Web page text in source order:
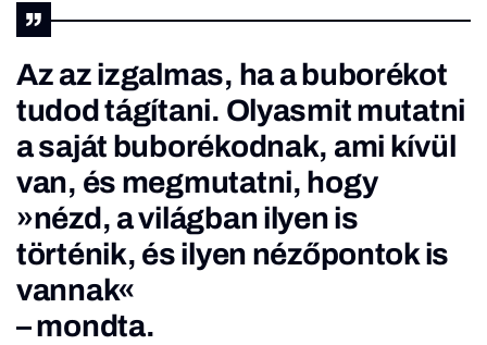
Az az izgalmas, ha a buborékot
tudod tágítani. Olyasmit mutatni
a saját buborékodnak, ami kívül
van, és megmutatni, hogy
»nézd, a világban ilyen is
történik, és ilyen nézőpontok is
vannak«
– mondta.